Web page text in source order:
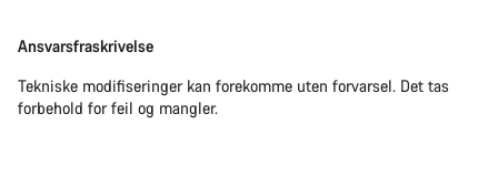
Ansvarsfraskrivelse
Tekniske modifiseringer kan forekomme uten forvarsel. Det tas
forbehold for feil og mangler.